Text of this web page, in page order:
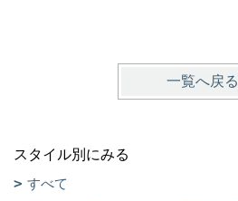
一覧へ戻る
スタイル別にみる
すべて